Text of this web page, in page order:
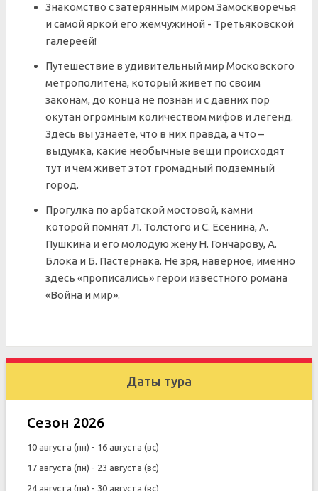
Знакомство с затерянным миром Замоскворечья
и самой яркой его жемчужиной - Третьяковской
галереей!
Путешествие в удивительный мир Московского
метрополитена, который живет по своим
законам, до конца не познан и с давних пор
окутан огромным количеством мифов и легенд.
Здесь вы узнаете, что в них правда, а что –
выдумка, какие необычные вещи происходят
тут и чем живет этот громадный подземный
город.
Прогулка по арбатской мостовой, камни
которой помнят Л. Толстого и С. Есенина, А.
Пушкина и его молодую жену Н. Гончарову, А.
Блока и Б. Пастернака. Не зря, наверное, именно
здесь «прописались» герои известного романа
«Война и мир».
Даты тура
Сезон 2026
10 августа (пн) - 16 августа (вс)
17 августа (пн) - 23 августа (вс)
24 августа (пн) - 30 августа (вс)